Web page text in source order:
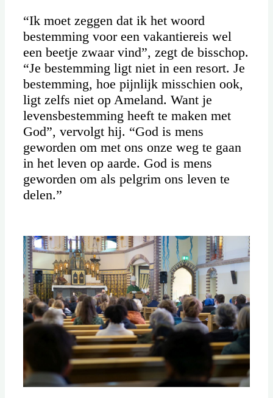
“Ik moet zeggen dat ik het woord
bestemming voor een vakantiereis wel
een beetje zwaar vind”, zegt de bisschop.
“Je bestemming ligt niet in een resort. Je
bestemming, hoe pijnlijk misschien ook,
ligt zelfs niet op Ameland. Want je
levensbestemming heeft te maken met
God”, vervolgt hij. “God is mens
geworden om met ons onze weg te gaan
in het leven op aarde. God is mens
geworden om als pelgrim ons leven te
delen.”